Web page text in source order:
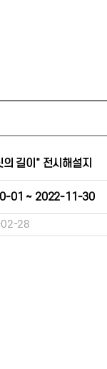
길이" 전시해설지
01 ~ 2022-11-30
28